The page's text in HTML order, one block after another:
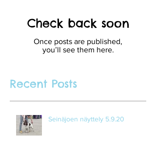
Check back soon
Once posts are published,
you’ll see them here.
Recent Posts
Seinäjoen näyttely 5.9.20